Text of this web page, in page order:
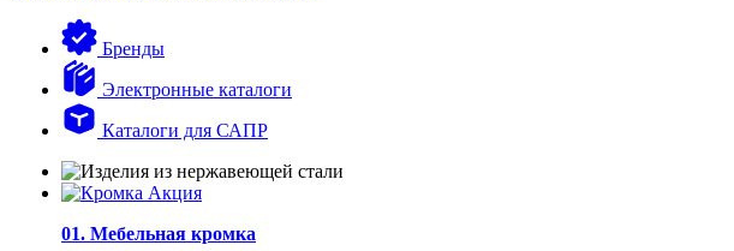
Бренды
Электронные каталоги
Каталоги для САПР
01. Мебельная кромка